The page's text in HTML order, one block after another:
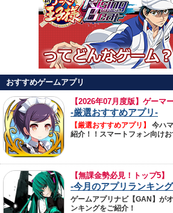
おすすめゲームアプリ
【2026年07月度版】ゲーマ
-厳選おすすめアプリ-
【厳選おすすめアプリ】
今ハ
紹介！！スマートフォン向け
【無課金勢必見！トップ5】
-今月のアプリランキン
ゲームアプリナビ【GAN】が
ンキングをご紹介！